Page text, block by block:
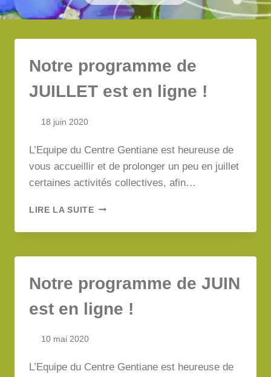
Notre programme de
JUILLET est en ligne !
18 juin 2020
L’Equipe du Centre Gentiane est heureuse de
vous accueillir et de prolonger un peu en juillet
certaines activités collectives, afin…
LIRE LA SUITENOTRE
DE
EST
LIGNE
Notre programme de JUIN
est en ligne !
10 mai 2020
L’Equipe du Centre Gentiane est heureuse de